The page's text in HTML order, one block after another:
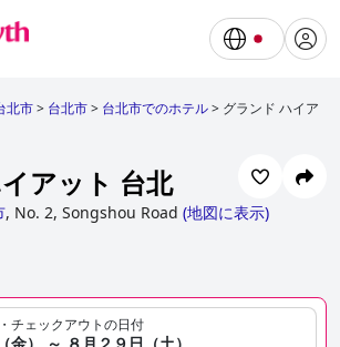
北市> 台北市> 台北市でのホテル> グランド ハイア
アット 台北
, No. 2, Songshou Road (地図に表示)
チェックアウトの日付